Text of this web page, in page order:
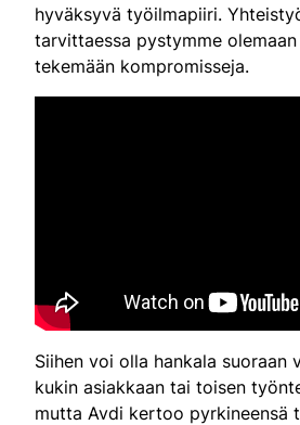
hyväksyvä työilmapiiri.
tarvittaessa pystymme
tekemään kompromisseja.
Siihen voi olla hankala suoraan
kukin asiakkaan tai toisen
mutta Avdi kertoo pyrkineensä